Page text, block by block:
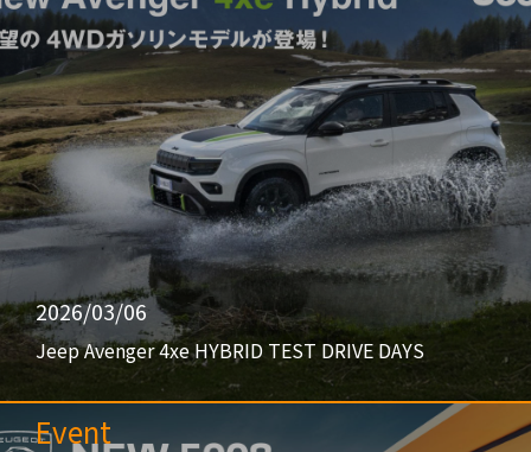
2026/03/06
Jeep Avenger 4xe HYBRID TEST DRIVE DAYS
Event